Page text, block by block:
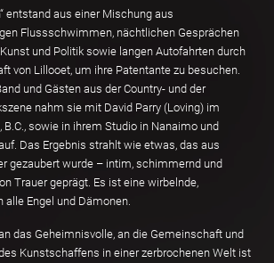
entstand aus einer Mischung aus
Flussschwimmen, nächtlichen Gesprächen
und Politik sowie langen Autofahrten durch
von Lillooet, um ihre Patentante zu besuchen.
und Gästen aus der Country- und der
nahm sie mit David Parry (Loving) im
B.C., sowie in ihrem Studio in Nanaimo und
Das Ergebnis strahlt wie etwas, das aus
gezaubert wurde – intim, schimmernd und
Trauer geprägt. Es ist eine wirbelnde,
alle Engel und Dämonen.
das Geheimnisvolle, an die Gemeinschaft und
Kunstschaffens in einer zerbrochenen Welt ist